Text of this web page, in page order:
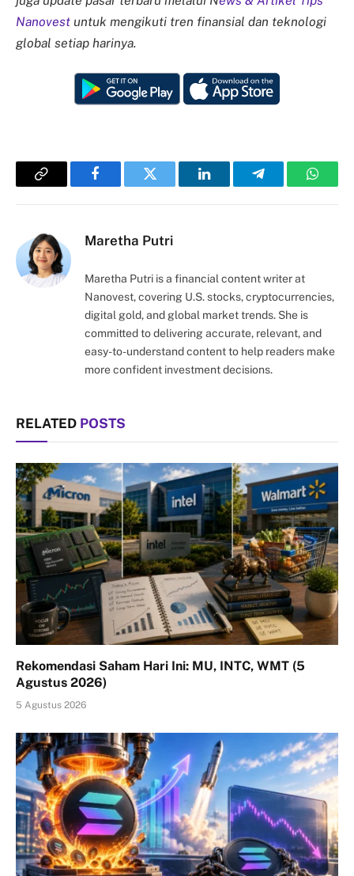
Nanovest untuk mengikuti tren finansial dan teknologi
global setiap harinya.
Copy
FacebookTwitter LinkedInTelegram
Maretha Putri
Maretha Putri is a financial content writer at
Nanovest, covering U.S. stocks, cryptocurrencies,
digital gold, and global market trends. She is
committed to delivering accurate, relevant, and
easy-to-understand content to help readers make
more confident investment decisions.
RELATED POSTS
Rekomendasi Saham Hari Ini: MU, INTC, WMT (5
Agustus 2026)
5 Agustus 2026